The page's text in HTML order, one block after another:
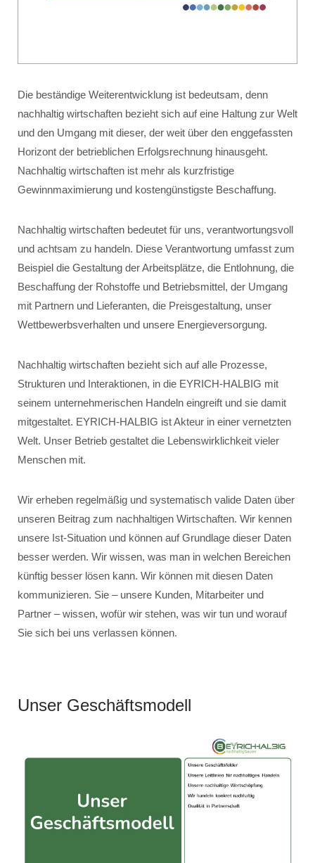
Die beständige Weiterentwicklung ist bedeutsam, denn
nachhaltig wirtschaften bezieht sich auf eine Haltung zur Welt
und den Umgang mit dieser, der weit über den enggefassten
Horizont der betrieblichen Erfolgsrechnung hinausgeht.
Nachhaltig wirtschaften ist mehr als kurzfristige
Gewinnmaximierung und kostengünstigste Beschaffung.
Nachhaltig wirtschaften bedeutet für uns, verantwortungsvoll
und achtsam zu handeln. Diese Verantwortung umfasst zum
Beispiel die Gestaltung der Arbeitsplätze, die Entlohnung, die
Beschaffung der Rohstoffe und Betriebsmittel, der Umgang
mit Partnern und Lieferanten, die Preisgestaltung, unser
Wettbewerbsverhalten und unsere Energieversorgung.
Nachhaltig wirtschaften bezieht sich auf alle Prozesse,
Strukturen und Interaktionen, in die EYRICH-HALBIG mit
seinem unternehmerischen Handeln eingreift und sie damit
mitgestaltet. EYRICH-HALBIG ist Akteur in einer vernetzten
Welt. Unser Betrieb gestaltet die Lebenswirklichkeit vieler
Menschen mit.
Wir erheben regelmäßig und systematisch valide Daten über
unseren Beitrag zum nachhaltigen Wirtschaften. Wir kennen
unsere Ist-Situation und können auf Grundlage dieser Daten
besser werden. Wir wissen, was man in welchen Bereichen
künftig besser lösen kann. Wir können mit diesen Daten
kommunizieren. Sie – unsere Kunden, Mitarbeiter und
Partner – wissen, wofür wir stehen, was wir tun und worauf
Sie sich bei uns verlassen können.
Unser Geschäftsmodell